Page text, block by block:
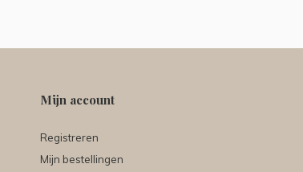
Mijn account
Registreren
Mijn bestellingen